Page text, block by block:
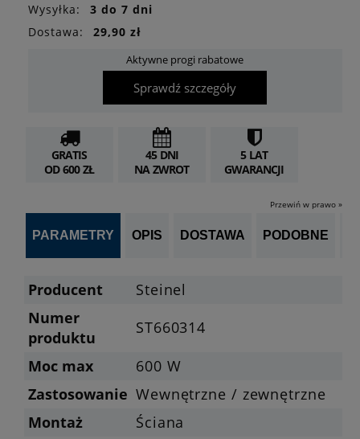
Wysyłka:
3 do 7 dni
Dostawa:
29,90 zł
Aktywne progi rabatowe
Sprawdź szczegóły
GRATIS
OD 600 ZŁ
45 DNI
NA ZWROT
5 LAT
GWARANCJI
Przewiń w prawo »
PARAMETRY OPIS DOSTAWA PODOBNE
Producent
Steinel
Numer
produktu
ST660314
Moc max
600 W
Zastosowanie Wewnętrzne / zewnętrzne
Montaż
Ściana